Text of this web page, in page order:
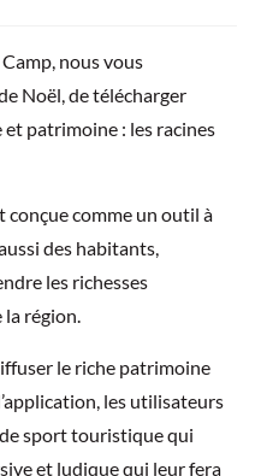
nous vous
Noël, de télécharger
patrimoine : les racines
comme un outil à
des habitants,
les richesses
région.
le riche patrimoine
les utilisateurs
sport touristique qui
et ludique qui leur fera